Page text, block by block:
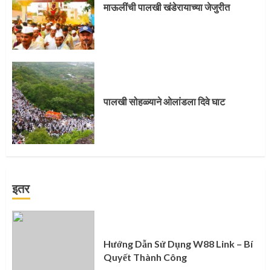
माऊलींची पालखी खंडेरायाच्या जेजुरीत
पालखी सोहळ्याने ओलांडला दिवे घाट
इतर
Hướng Dẫn Sử Dụng W88 Link – Bí
Quyết Thành Công